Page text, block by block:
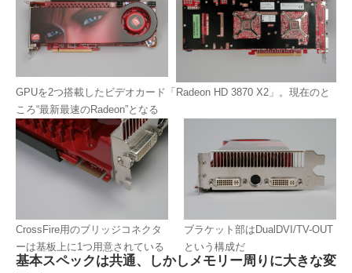
GPUを2つ搭載したビデオカード「Radeon HD 3870 X2」。現在のと
ころ“最新最速のRadeon”となる
CrossFire用のブリッジコネクタ
ーは基板上に1つ用意されている
ブラケット部はDualDVI/TV-OUT
という構成だ
基本スペックは共通、しかしメモリー周りに大きな変